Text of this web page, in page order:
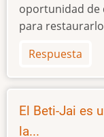
oportunidad de
para
Respuesta
El Beti-Jai es
la...